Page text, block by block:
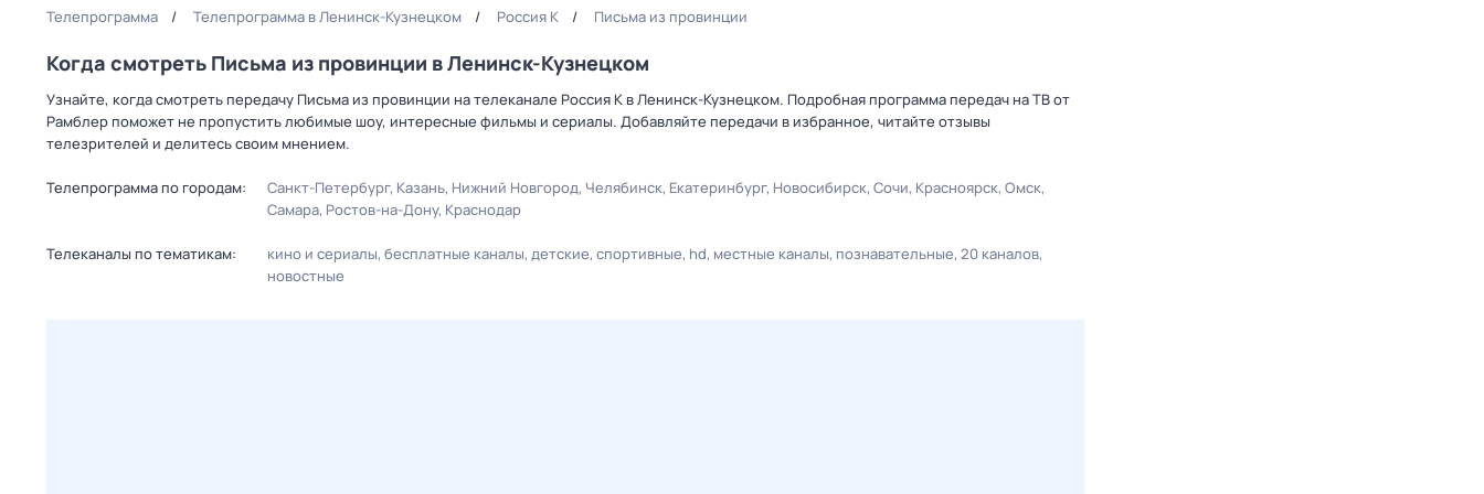
Телепрограмма Телепрограмма в Ленинск-Кузнецком Россия К Письма из провинции
Когда смотреть Письма из провинции в Ленинск-Кузнецком
Узнайте, когда смотреть передачу Письма из провинции на телеканале Россия К в Ленинск-Кузнецком. Подробная программа передач на ТВ от
Рамблер поможет не пропустить любимые шоу, интересные фильмы и сериалы. Добавляйте передачи в избранное, читайте отзывы
телезрителей и делитесь своим мнением.
Телепрограмма по городам: Санкт-Петербург Казань Нижний Новгород Челябинск Екатеринбург Новосибирск Сочи Красноярск Омск
Самара Ростов-на-Дону Краснодар
Телеканалы по тематикам: кино и сериалы бесплатные каналы детские спортивные hd местные каналы познавательные 20 каналов
новостные